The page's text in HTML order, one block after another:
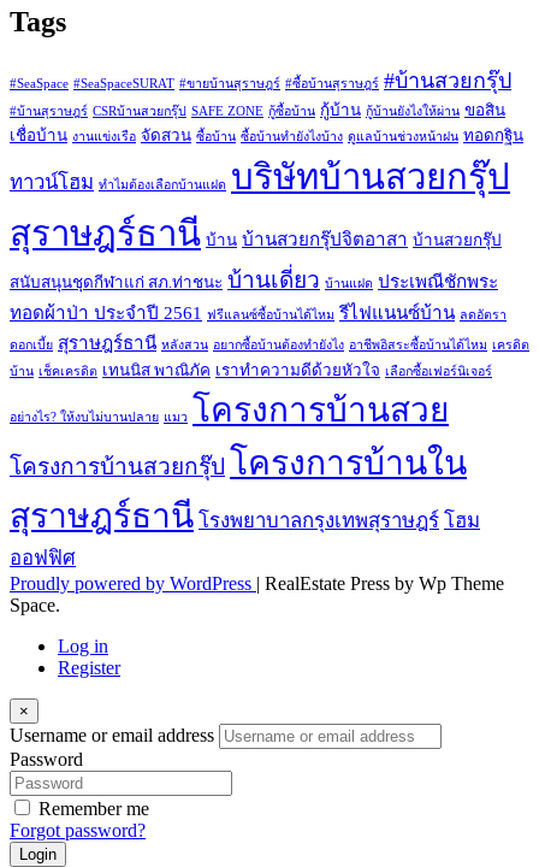
Tags
#SeaSpace #SeaSpaceSURAT #ขายบ้านสุราษฎร์ #ซื้อบ้านสุราษฎร์ #บ้านสวยกรุ๊ป
#บ้านสุราษฎร์ CSRบ้านสวยกรุ๊ป SAFE ZONE กู้ซื้อบ้าน กู้บ้าน กู้บ้านยังไงให้ผ่าน ขอสิน
เชื่อบ้าน งานแข่งเรือ จัดสวน ซื้อบ้าน ซื้อบ้านทำยังไงบ้าง ดูแลบ้านช่วงหน้าฝน ทอดกฐิน
ทาวน์โฮม ทำไมต้องเลือกบ้านแฝด บริษัทบ้านสวยกรุ๊ป
สุราษฎร์ธานี บ้าน บ้านสวยกรุ๊ปจิตอาสา บ้านสวยกรุ๊ป
สนับสนุนชุดกีฬาแก่ สภ.ท่าชนะ บ้านเดี่ยว บ้านแฝด ประเพณีชักพระ
ทอดผ้าป่า ประจำปี 2561
ฟรีแลนซ์ซื้อบ้านได้ไหม รีไฟแนนซ์บ้าน ลดอัตรา
ดอกเบี้ย สุราษฎร์ธานี หลังสวน อยากซื้อบ้านต้องทำยังไง อาชีพอิสระซื้อบ้านได้ไหม เครดิต
บ้าน เช็คเครดิต เทนนิส พาณิภัค เราทำความดีด้วยหัวใจ เลือกซื้อเฟอร์นิเจอร์
อย่างไร? ให้งบไม่บานปลาย แมว โครงการบ้านสวย
โครงการบ้านสวยกรุ๊ป โครงการบ้านใน
สุราษฎร์ธานี โรงพยาบาลกรุงเทพสุราษฎร์ โฮม
ออฟฟิศ
Proudly powered by WordPress | RealEstate Press by Wp Theme
Space.
Log in
Register
×
Username or email address
Password
Remember me
Forgot password?
Login